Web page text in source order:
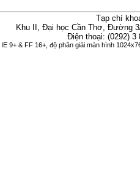
Tạp chí
Khu II, Đại học Cần Thơ, Đường
Điện thoại: (0292)
9+ & FF 16+, độ phân giải màn hình